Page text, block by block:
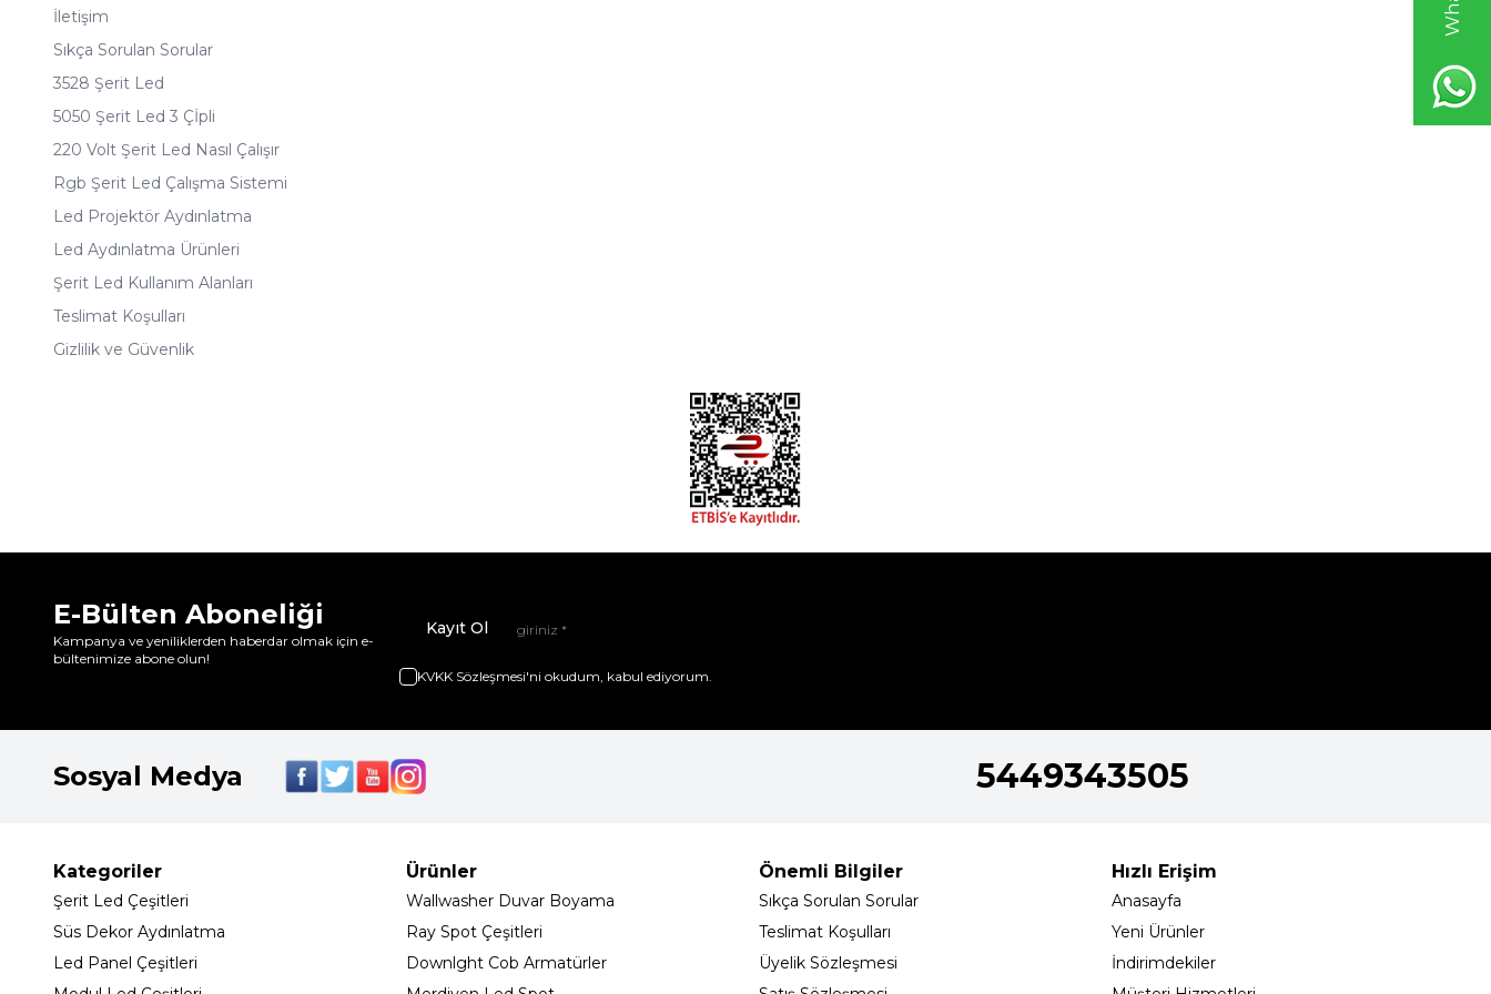
İletişim
Sıkça Sorulan Sorular
3528 Şerit Led
5050 Şerit Led 3 Çİpli
220 Volt Şerit Led Nasıl Çalışır
Rgb Şerit Led Çalışma Sistemi
Led Projektör Aydınlatma
Led Aydınlatma Ürünleri
Şerit Led Kullanım Alanları
Teslimat Koşulları
Gizlilik ve Güvenlik
E-Bülten Aboneliği
Kampanya ve yeniliklerden haberdar olmak için e-
bültenimize abone olun!
Kayıt Ol
KVKK Sözleşmesi'ni okudum, kabul ediyorum.
Sosyal Medya 5449343505
Kategoriler
Şerit Led Çeşitleri
Süs Dekor Aydınlatma
Led Panel Çeşitleri
Ürünler
Wallwasher Duvar Boyama
Ray Spot Çeşitleri
Downlght Cob Armatürler
Önemli Bilgiler
Sıkça Sorulan Sorular
Teslimat Koşulları
Üyelik Sözleşmesi
Hızlı Erişim
Anasayfa
Yeni Ürünler
İndirimdekiler